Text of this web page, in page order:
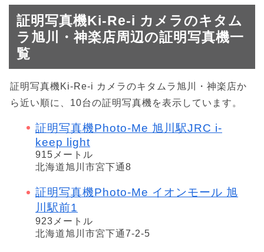
証明写真機Ki-Re-i カメラのキタム
ラ旭川・神楽店周辺の証明写真機一
覧
証明写真機Ki-Re-i カメラのキタムラ旭川・神楽店か
ら近い順に、10台の証明写真機を表示しています。
証明写真機Photo-Me 旭川駅JRC i-
keep light
915メートル
北海道旭川市宮下通8
証明写真機Photo-Me イオンモール 旭
川駅前1
923メートル
北海道旭川市宮下通7-2-5